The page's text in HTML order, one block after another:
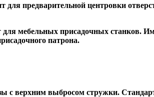
для предварительной центровки
мебельных присадочных станков.
патрона.
с верхним выбросом стружки.